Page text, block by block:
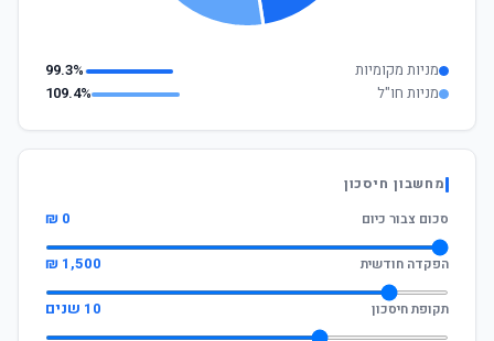
מניות מקומיות
99.3%
מניות חו"ל
109.4%
מחשבון חיסכון
סכום צבור כיום
0 ₪
הפקדה חודשית 1,500 ₪
תקופת חיסכון 10 שנים